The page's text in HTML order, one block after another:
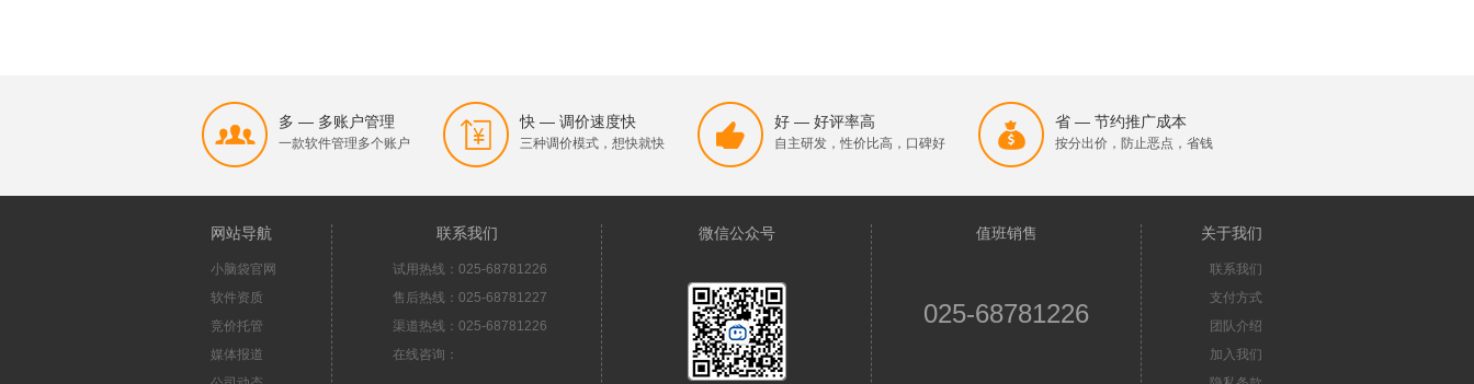
多 — 多账户管理
一款软件管理多个账户
快 — 调价速度快
三种调价模式，想快就快
好 — 好评率高
自主研发，性价比高，口碑好
省 — 节约推广成本
按分出价，防止恶点，省钱
网站导航
小脑袋官网
软件资质
竞价托管
媒体报道
联系我们
试用热线：025-68781226
售后热线：025-68781227
渠道热线：025-68781226
在线咨询：
微信公众号 值班销售
025-68781226
关于我们
联系我们
支付方式
团队介绍
加入我们